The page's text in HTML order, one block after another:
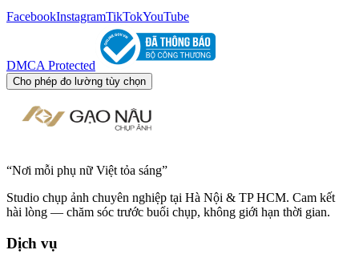
FacebookInstagramTikTokYouTube
DMCA Protected
Cho phép đo lường tùy chọn
“Nơi mỗi phụ nữ Việt tỏa sáng”
Studio chụp ảnh chuyên nghiệp tại Hà Nội & TP HCM. Cam kết
hài lòng — chăm sóc trước buổi chụp, không giới hạn thời gian.
Dịch vụ